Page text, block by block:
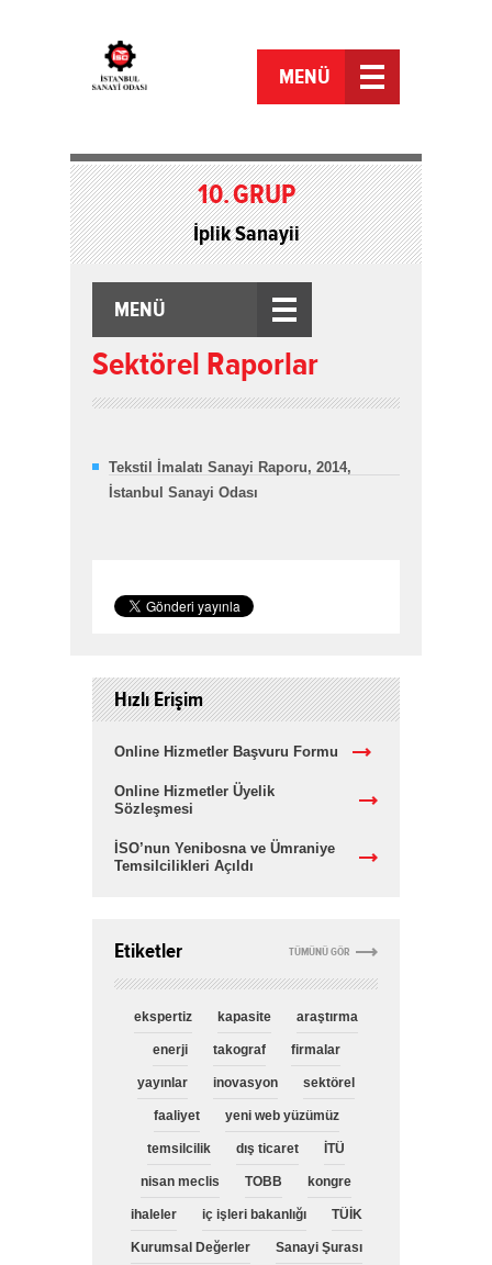
10.GRUP
İplik Sanayii
MENÜ
MENÜ
Sektörel Raporlar
Tekstil İmalatı Sanayi Raporu, 2014,
İstanbul Sanayi Odası
Hızlı Erişim
Online Hizmetler Başvuru Formu
Online Hizmetler Üyelik
Sözleşmesi
İSO’nun Yenibosna ve Ümraniye
Temsilcilikleri Açıldı
TÜMÜNÜ GÖR
Etiketler
ekspertiz kapasite araştırma
enerji takograf firmalar
yayınlar inovasyon sektörel
faaliyet yeni web yüzümüz
temsilcilik dış ticaret İTÜ
nisan meclis TOBB kongre
ihaleler iç işleri bakanlığı TÜİK
Kurumsal Değerler Sanayi Şurası